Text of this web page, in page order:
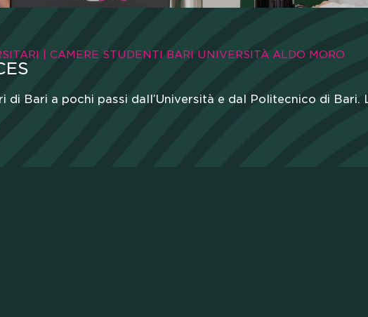
| CAMERE STUDENTI BARI UNIVERSITÀ ALDO MORO
di Bari a pochi passi dall’Università e dal Politecnico di Bari.